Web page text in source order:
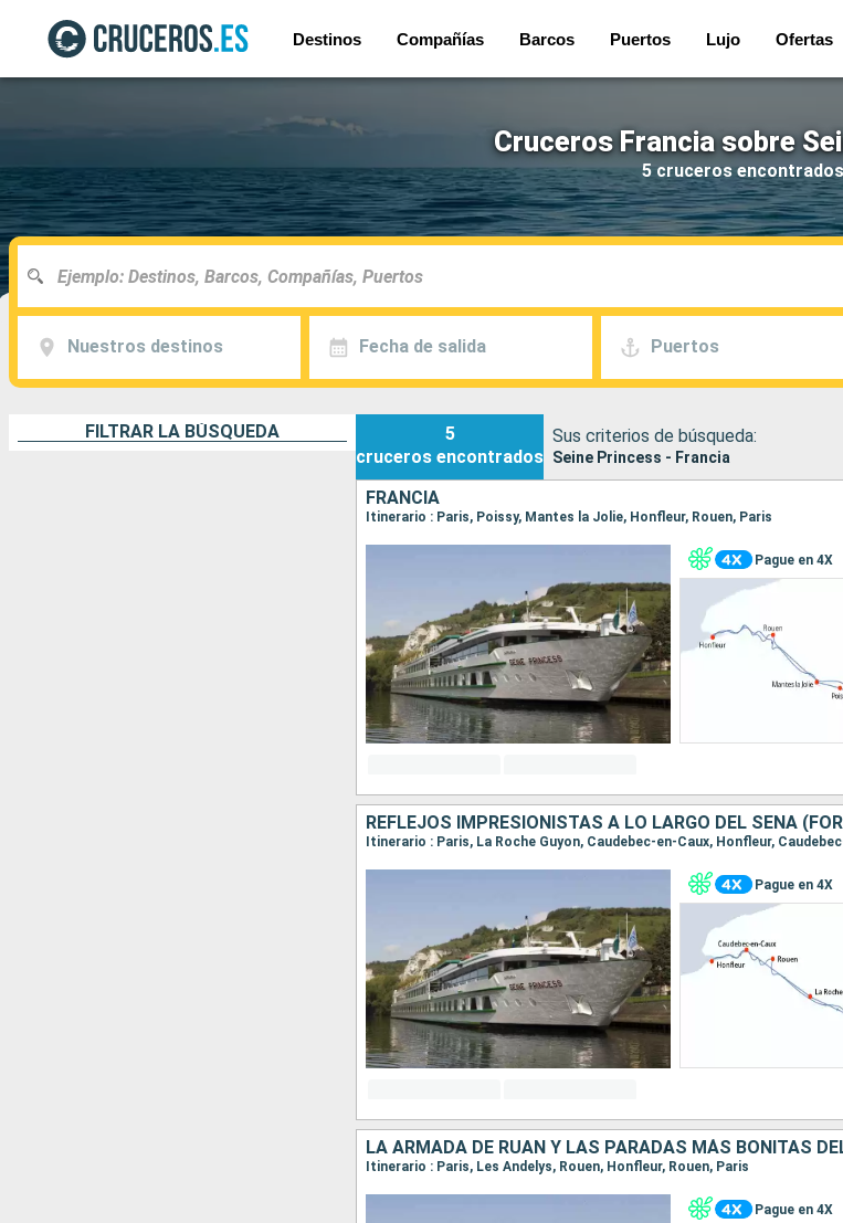
Destinos Compañías Barcos Puertos Lujo Ofertas
Cruceros Francia sobre
5 cruceros encontrados
Nuestros destinos Fecha de salida Puertos
FILTRAR LA BÚSQUEDA
5
cruceros encontrados
Sus criterios de búsqueda:
Seine Princess - Francia
FRANCIA
Itinerario : Paris, Poissy, Mantes la Jolie, Honfleur, Rouen, Paris
Pague en 4X
REFLEJOS IMPRESIONISTAS A LO LARGO DEL SENA
Itinerario : Paris, La Roche Guyon, Caudebec-en-Caux, Honfleur,
Pague en 4X
Itinerario : Paris, Les Andelys, Rouen, Honfleur, Rouen, Paris
Pague en 4X